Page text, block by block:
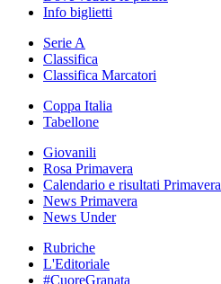
Info biglietti
Serie A
Classifica
Classifica Marcatori
Coppa Italia
Tabellone
Giovanili
Rosa Primavera
Calendario e risultati Primavera
News Primavera
News Under
Rubriche
L'Editoriale
#CuoreGranata